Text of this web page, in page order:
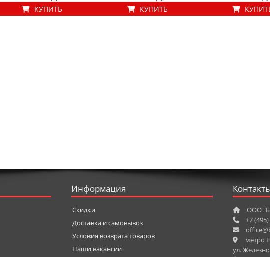
КУПИТЬ КУПИТЬ
Информация
Скидки
Доставка и самовывоз
Условия возврата товаров
Наши вакансии
ООО
+7
метро
ул.